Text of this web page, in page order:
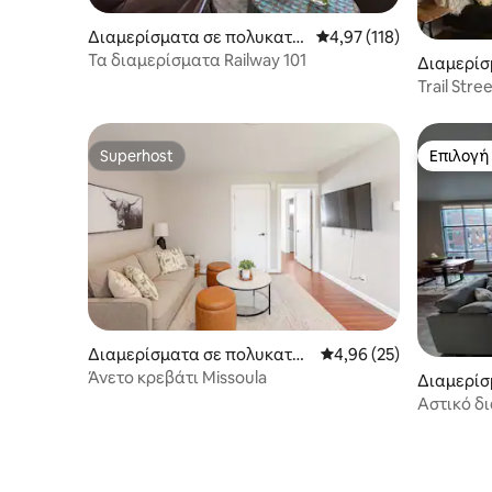
Διαμερίσματα σε πολυκατοι
κία στην πόλη Missoula
Μέση βαθμολογία: 4,97
4,97 (118)
Τα διαμερίσματα Railway 101
ικία
Trail
Superhost
Superhost
Διαμερίσματα σε πολυκατοι
κία στην πόλη Missoula
Μέση βαθμολογία:
4,96 (25)
Άνετο κρεβάτι Missoula
κία στην
Αστικό